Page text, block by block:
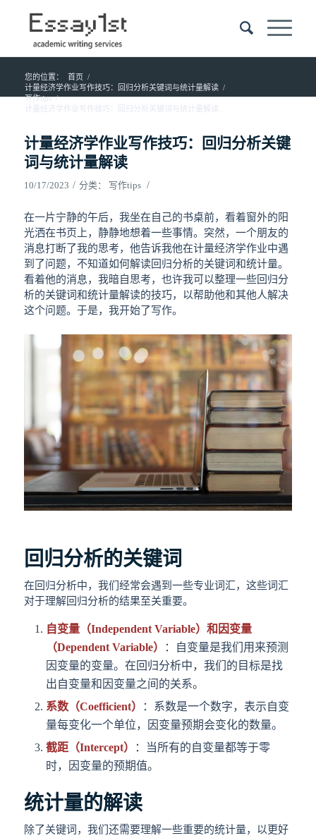
您的位置： 首页 /
计量经济学作业写作技巧：回归分析关键词与统计量解读 /
写作tips /
计量经济学作业写作技巧：回归分析关键词与统计量解读...
计量经济学作业写作技巧：回归分析关键
词与统计量解读
10/17/2023 / 分类： 写作tips /
在一片宁静的午后，我坐在自己的书桌前，看着窗外的阳
光洒在书页上，静静地想着一些事情。突然，一个朋友的
消息打断了我的思考，他告诉我他在计量经济学作业中遇
到了问题，不知道如何解读回归分析的关键词和统计量。
看着他的消息，我暗自思考，也许我可以整理一些回归分
析的关键词和统计量解读的技巧，以帮助他和其他人解决
这个问题。于是，我开始了写作。
回归分析的关键词
在回归分析中，我们经常会遇到一些专业词汇，这些词汇
对于理解回归分析的结果至关重要。
自变量（Independent Variable）和因变量
（Dependent Variable）
：自变量是我们用来预测
因变量的变量。在回归分析中，我们的目标是找
出自变量和因变量之间的关系。
系数（Coefficient）
：系数是一个数字，表示自变
量每变化一个单位，因变量预期会变化的数量。
截距（Intercept）
：当所有的自变量都等于零
时，因变量的预期值。
统计量的解读
除了关键词，我们还需要理解一些重要的统计量，以更好